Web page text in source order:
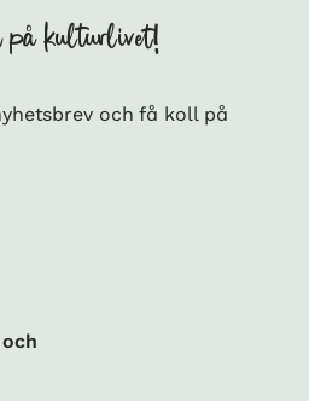
på kulturlivet!
och få koll på